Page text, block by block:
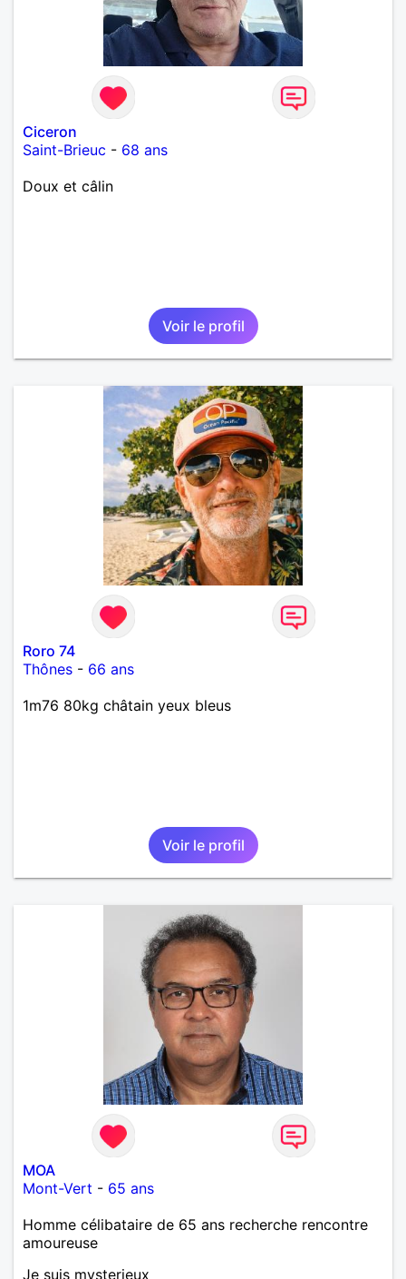
Ciceron
Saint-Brieuc - 68 ans
Doux et câlin
Voir le profil
Roro 74
Thônes - 66 ans
1m76 80kg châtain yeux bleus
Voir le profil
MOA
Mont-Vert - 65 ans
Homme célibataire de 65 ans recherche rencontre
amoureuse
Je suis mysterieux